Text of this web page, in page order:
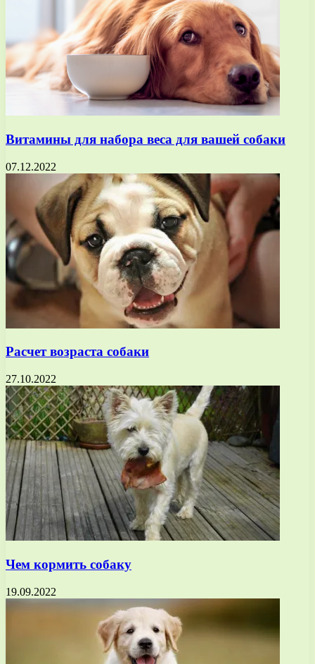
Витамины для набора веса для вашей собаки
07.12.2022
Расчет возраста собаки
27.10.2022
Чем кормить собаку
19.09.2022